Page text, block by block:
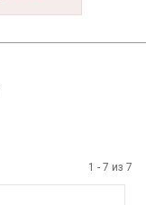
1 - 7 из 7